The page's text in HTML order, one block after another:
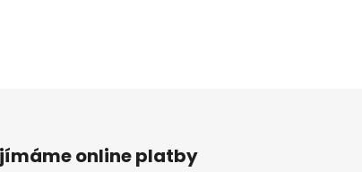
online platby